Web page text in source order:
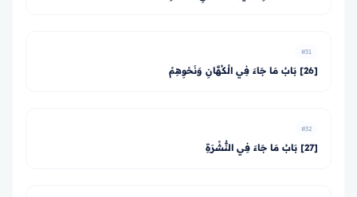
#31
[26] بَابُ مَا جَاءَ فِي الْكُهَّانِ وَنَحْوِهِمْ
#32
[27] بَابُ مَا جَاءَ فِي النُّشْرَةِ